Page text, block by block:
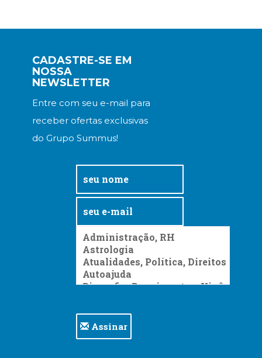
CADASTRE-SE EM
NOSSA
NEWSLETTER
Entre com seu e-mail para
receber ofertas exclusivas
do Grupo Summus!
Assinar